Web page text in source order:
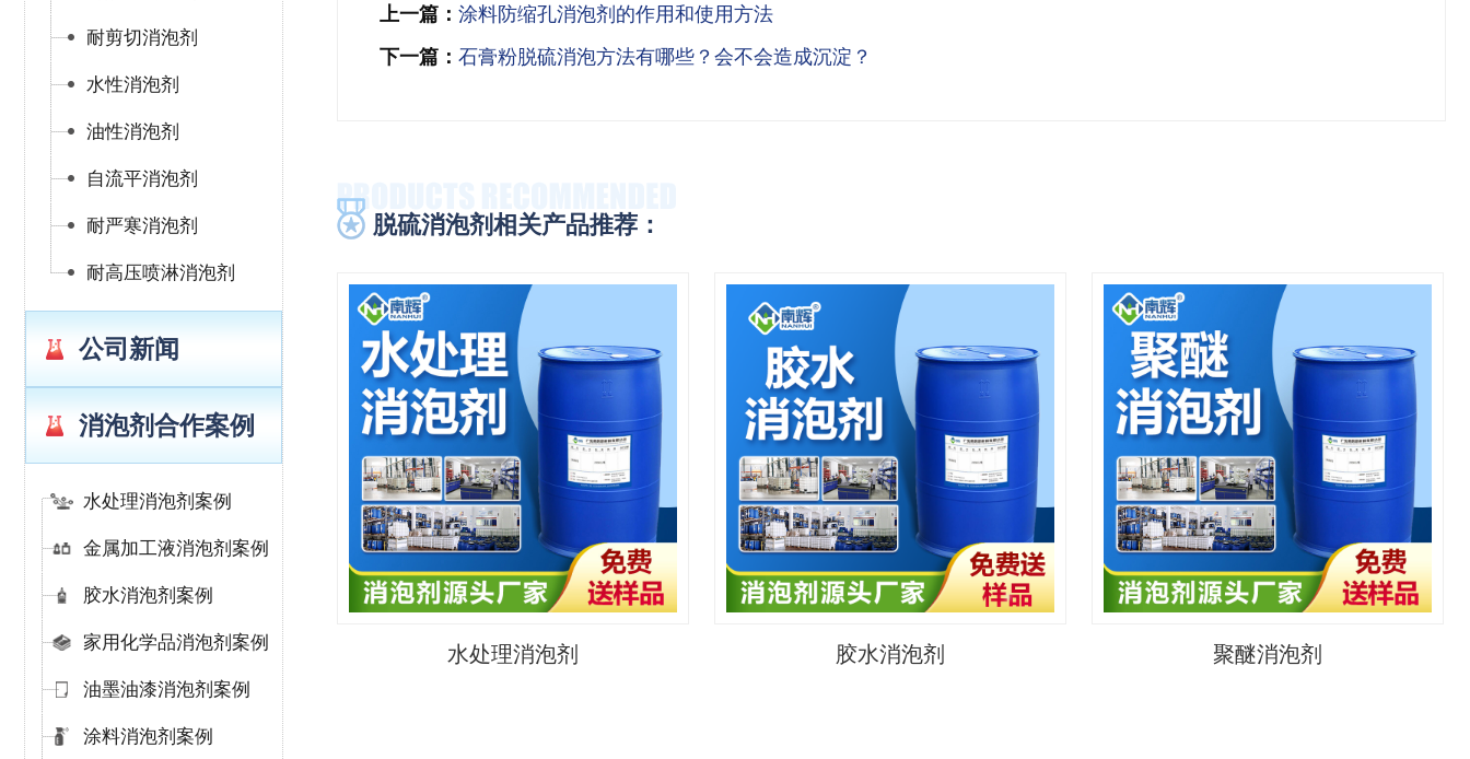
耐剪切消泡剂
水性消泡剂
油性消泡剂
自流平消泡剂
耐严寒消泡剂
耐高压喷淋消泡剂
公司新闻
消泡剂合作案例
水处理消泡剂案例
金属加工液消泡剂案例
胶水消泡剂案例
家用化学品消泡剂案例
油墨油漆消泡剂案例
涂料消泡剂案例
上一篇： 涂料防缩孔消泡剂的作用和使用方法
下一篇： 石膏粉脱硫消泡方法有哪些？会不会造成沉淀？
脱硫消泡剂相关产品推荐：
水处理消泡剂 胶水消泡剂 聚醚消泡剂